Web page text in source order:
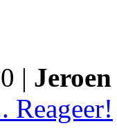
|
Reageer!